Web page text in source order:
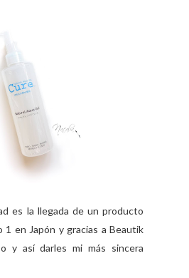
es la llegada de un producto
1 en Japón y gracias a Beautik
y así darles mi más sincera